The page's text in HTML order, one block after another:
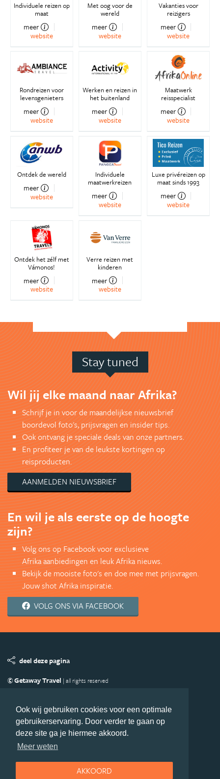
Ook wij gebruiken cookies voor een optimale
gebruikerservaring. Door verder te gaan op
deze site ga je hiermee akkoord.
Meer weten
AKKOORD
Individuele reizen op
maat
meer
website
Met oog voor de
wereld
meer
website
Vakanties voor
reizigers
meer
website
Rondreizen voor
levensgenieters
meer
website
Werken en reizen in
het buitenland
meer
website
Maatwerk
reisspecialist
meer
website
Ontdek de wereld
meer
website
Individuele
maatwerkreizen
meer
website
Luxe privéreizen op
maat sinds 1993
meer
website
Ontdek het zélf met
Vámonos!
meer
website
Verre reizen met
kinderen
meer
website
Stay tuned
Wil jij elke maand naar Afrika?
Schrijf je in voor de maandelijkse nieuwsbrief
boordevol foto's, prijsvragen en insider tips.
Ook ontvang je speciale deals van onze partners.
En profiteer je van de leukste kortingen op
reisproducten.
AANMELDEN NIEUWSBRIEF
En wil je als eerste op de hoogte
zijn?
Volg ons op Facebook voor exclusieve
Afrika aanbiedingen en leuk Afrika nieuws.
Bekijk de mooiste foto's en doe mee met prijsvragen.
Jouw shot Afrika inspiratie.
VOLG ONS VIA FACEBOOK
deel deze pagina
© Getaway Travel | all rights reserved
Copyright
Privacy statement Disclaimer
Cookies
Volg Afrika.nl
Nieuwsbrief
Facebook